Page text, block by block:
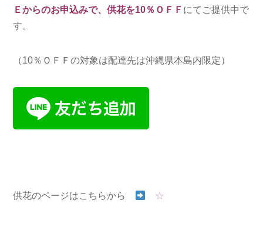
Ｅからのお申込みで、供花を10％ＯＦＦ にてご提供中で
す。
（10％ＯＦＦの対象は配達先は沖縄県本島内限定）
供花のページはこちらから ☆